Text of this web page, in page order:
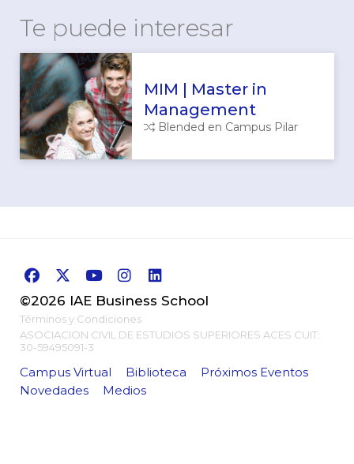
Te puede interesar
MIM | Master in
Management
Blended en Campus Pilar
©2026 IAE Business School
Términos y Condiciones
ASOCIACION CIVIL DE ESTUDIOS SUPERIORES ACES CUIT:
30-59495091-3
Campus Virtual Biblioteca
Próximos Eventos
Novedades
Medios